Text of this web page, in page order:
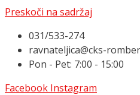
Preskoči na sadržaj
031/533-274
ravnateljica@cks-
Pon - Pet: 7:00 - 15:00
Facebook Instagram